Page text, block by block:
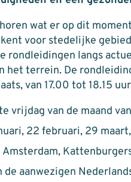
wat er op dit
voor stedelijke
rondleidingen langs
het terrein. De
van 17.00 tot 18.15
vrijdag van de maand
22 februari, 29
aanwezigen